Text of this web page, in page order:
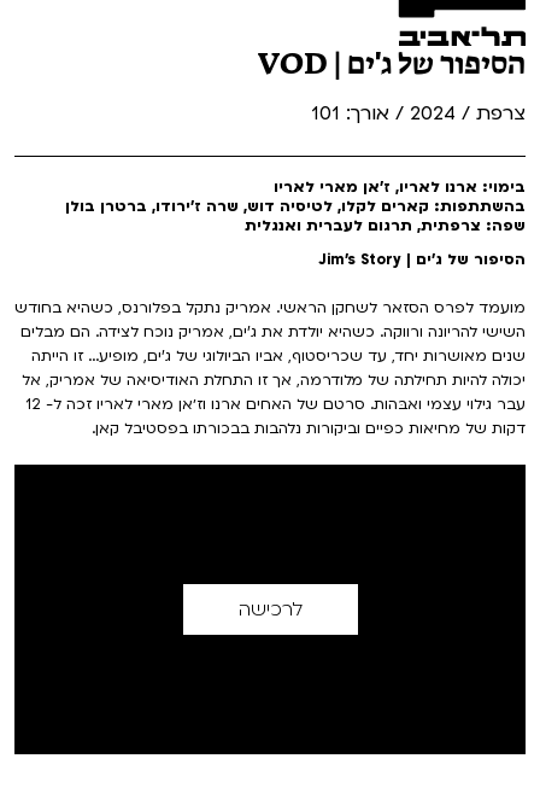
הסיפור של ג'ים | VOD
צרפת / 2024 / אורך: 101
בימוי: ארנו לאריו, ז׳אן מארי לאריו
בהשתתפות: קארים לקלו, לטיסיה דוש, שרה ז'ירודו, ברטרן בולן
שפה: צרפתית, תרגום לעברית ואנגלית
הסיפור של ג'ים | Jim's Story
מועמד לפרס הסזאר לשחקן הראשי. אמריק נתקל בפלורנס, כשהיא בחודש
השישי להריונה ורווקה. כשהיא יולדת את ג'ים, אמריק נוכח לצידה. הם מבלים
שנים מאושרות יחד, עד שכריסטוף, אביו הביולוגי של ג'ים, מופיע... זו הייתה
יכולה להיות תחילתה של מלודרמה, אך זו התחלת האודיסיאה של אמריק, אל
עבר גילוי עצמי ואבּהות. סרטם של האחים ארנו וז׳אן מארי לאריו זכה ל- 12
דקות של מחיאות כפיים וביקורות נלהבות בבכורתו בפסטיבל קאן.
לרכישה